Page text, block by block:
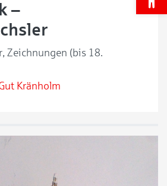
–
Zeichnungen (bis 18.
Kränholm